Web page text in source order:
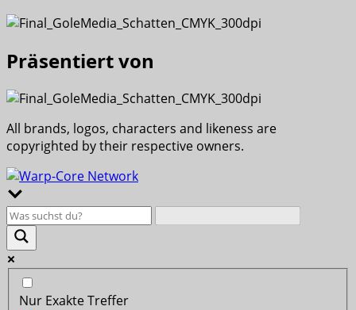
Präsentiert von
All brands, logos, characters and likeness are
copyrighted by their respective owners.
Nur Exakte Treffer